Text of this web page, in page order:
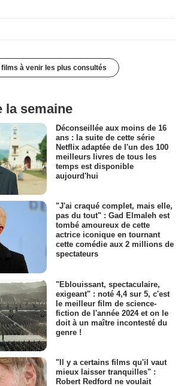
films à venir les plus consultés
la semaine
Déconseillée aux moins de 16
ans : la suite de cette série
Netflix adaptée de l'un des 100
meilleurs livres de tous les
temps est disponible
aujourd'hui
"J'ai craqué complet, mais elle,
pas du tout" : Gad Elmaleh est
tombé amoureux de cette
actrice iconique en tournant
cette comédie aux 2 millions de
spectateurs
"Eblouissant, spectaculaire,
exigeant" : noté 4,4 sur 5, c'est
le meilleur film de science-
fiction de l'année 2024 et on le
doit à un maître incontesté du
genre !
"Il y a certains films qu'il vaut
mieux laisser tranquilles" :
Robert Redford ne voulait